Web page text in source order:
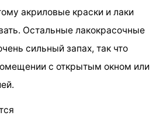
акриловые краски и лаки
Остальные лакокрасочные
сильный запах, так что
с открытым окном или